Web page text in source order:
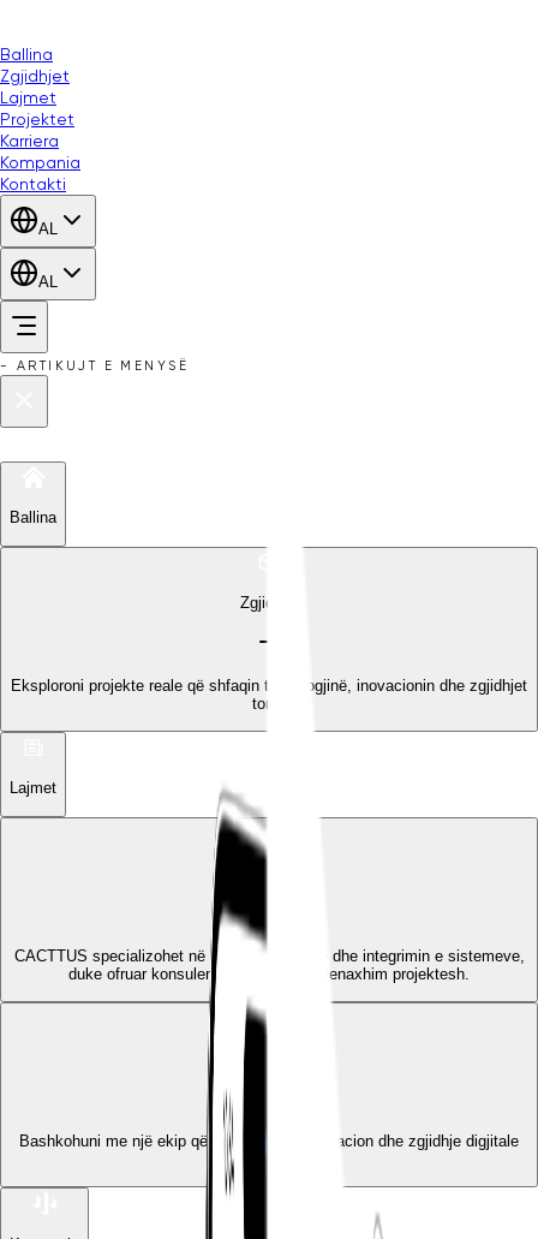
Ballina
Zgjidhjet
Lajmet
Projektet
Karriera
Kompania
Kontakti
AL
AL
- ARTIKUJT E MENYSË
Ballina
Zgjidhjet
Eksploroni projekte reale që shfaqin teknologjinë, inovacionin dhe zgjidhjet
tona.
Lajmet
CACTTUS specializohet në zhvillimin e IT-së dhe integrimin e sistemeve,
duke ofruar konsulencë, dizajn dhe menaxhim projektesh.
Karriera
Bashkohuni me një ekip që sjell zhvillim, inovacion dhe zgjidhje digjitale
me ndikim.